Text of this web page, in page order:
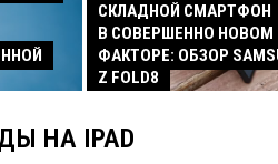
СКЛАДНОЙ СМАРТФОН
В СОВЕРШЕННО
ФАКТОРЕ: ОБЗОР
Z FOLD8
НА IPAD